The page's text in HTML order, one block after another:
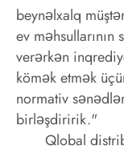
beynəlxalq
ev
verərkən
kömək etmək
normativ
birləşdiririk."
Qlobal